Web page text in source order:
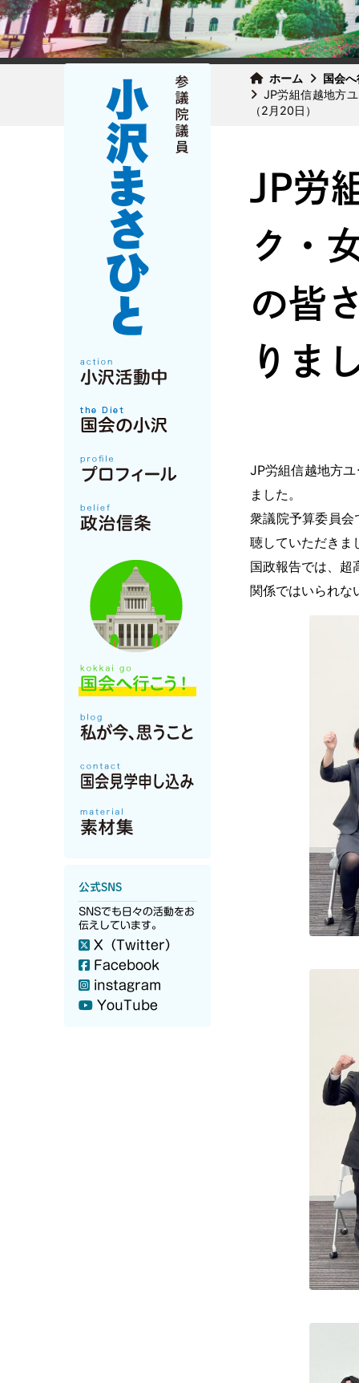
ホーム
国会
JP労組信越地方
（2月20日）
公式SNS
SNSでも日々の活動をお
伝えしています。
X（Twitter）
Facebook
instagram
YouTube
JP労
ク・
の皆
りま
JP労組信越地方
ました。
衆議院予算委員
聴していただきま
国政報告では、超
関係ではいられな